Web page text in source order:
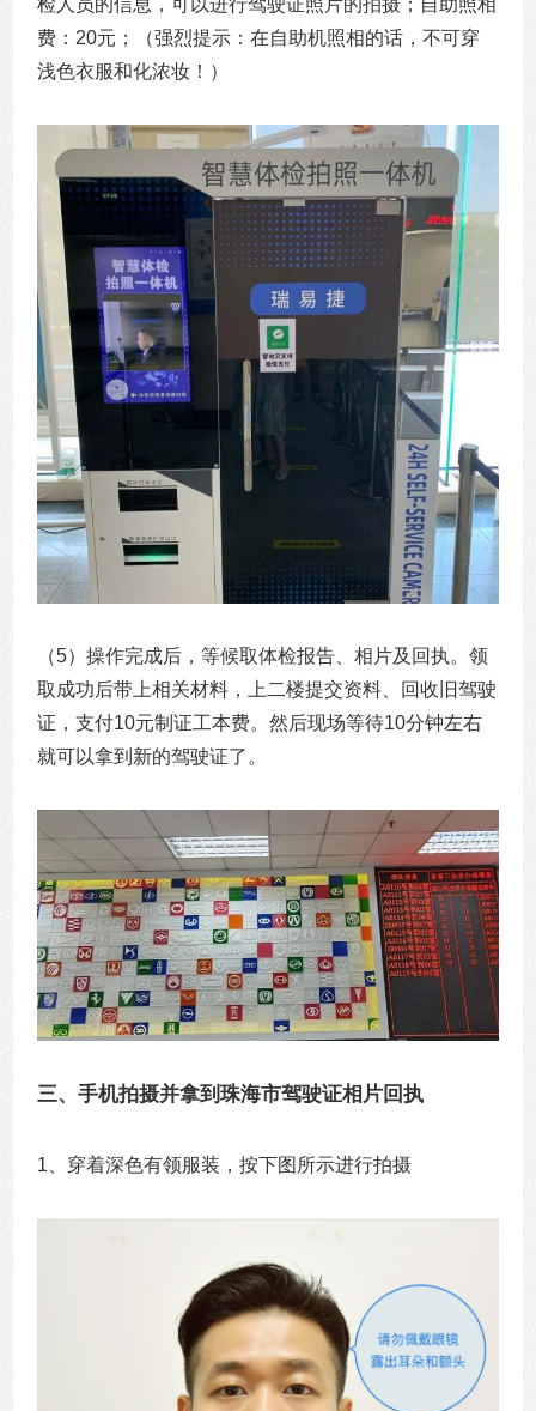
检人员的信息，可以进行驾驶证照片的拍摄；自助照相
费：20元；（强烈提示：在自助机照相的话，不可穿
浅色衣服和化浓妆！）
（5）操作完成后，等候取体检报告、相片及回执。领
取成功后带上相关材料，上二楼提交资料、回收旧驾驶
证，支付10元制证工本费。然后现场等待10分钟左右
就可以拿到新的驾驶证了。
三、手机拍摄并拿到珠海市驾驶证相片回执
1、穿着深色有领服装，按下图所示进行拍摄